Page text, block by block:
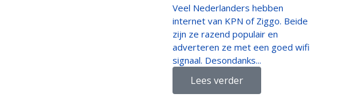
Veel Nederlanders hebben
internet van KPN of Ziggo. Beide
zijn ze razend populair en
adverteren ze met een goed wifi
signaal. Desondanks...
Lees verder